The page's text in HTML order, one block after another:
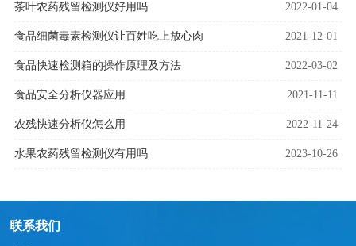
茶叶农药残留检测仪好用吗 2022-01-04
食品细菌毒素检测仪让百姓吃上放心肉 2021-12-01
食品快速检测箱的操作原理及方法 2022-03-02
食品安全分析仪器应用 2021-11-11
农残快速分析仪怎么用 2022-11-24
水果农药残留检测仪有用吗 2023-10-26
联系我们